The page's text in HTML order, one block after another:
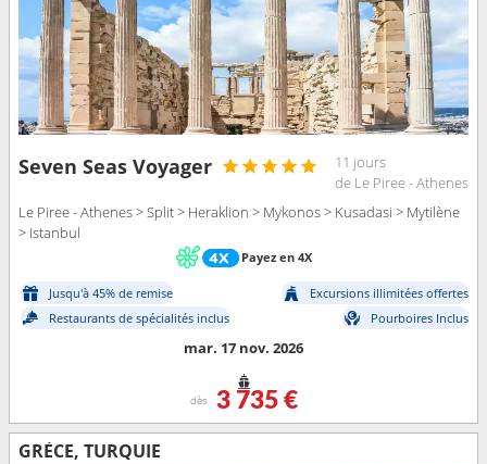
Seven Seas Voyager
11 jours
de Le Piree - Athenes
Le Piree - Athenes > Split > Heraklion > Mykonos > Kusadasi > Mytilène
> Istanbul
Payez en 4X
Jusqu'à 45% de remise
Excursions illimitées offertes
Restaurants de spécialités inclus
Pourboires Inclus
mar. 17 nov. 2026
dès 3 735 €
GRÈCE, TURQUIE